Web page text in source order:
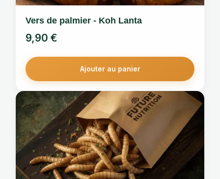
Vers de palmier - Koh Lanta
9,90 €
Ajouter au panier